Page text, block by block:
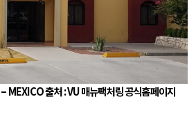
–MEXICO출처: VU매뉴팩처링 공식홈페이지